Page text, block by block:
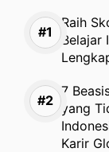
Raih
Belajar
7
yang
Karir